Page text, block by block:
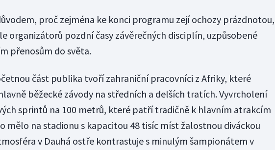
proč zejména ke konci programu zejí ochozy prázdnotou,
organizátorů pozdní časy závěrečných disciplín, uzpůsobené
přenosům do světa.
část publika tvoří zahraniční pracovníci z Afriky, které
běžecké závody na středních a delších tratích. Vyvrcholení
sprintů na 100 metrů, které patří tradičně k hlavním atrakcím
mělo na stadionu s kapacitou 48 tisíc míst žalostnou diváckou
v Dauhá ostře kontrastuje s minulým šampionátem v